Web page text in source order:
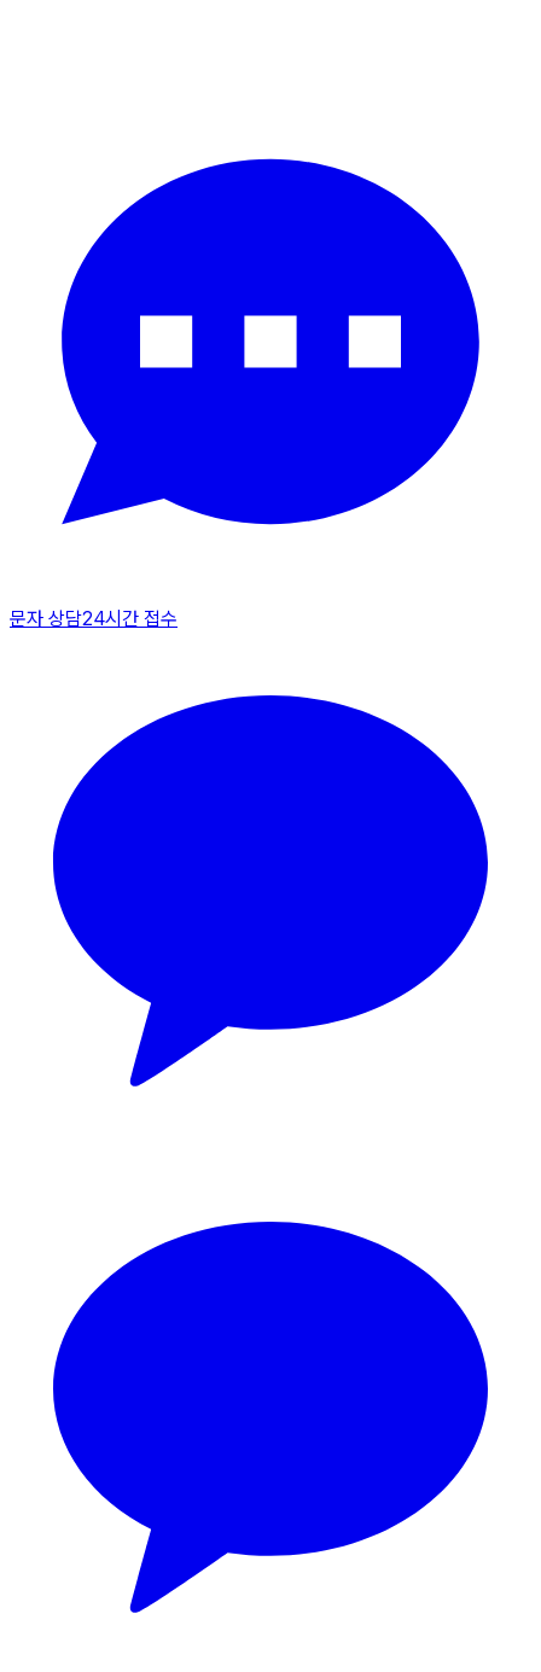
문자 상담24시간 접수